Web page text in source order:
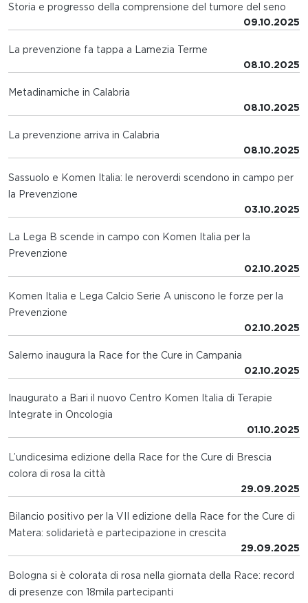
Storia e progresso della comprensione del tumore del seno
09.10.2025
La prevenzione fa tappa a Lamezia Terme
08.10.2025
Metadinamiche in Calabria
08.10.2025
La prevenzione arriva in Calabria
08.10.2025
Sassuolo e Komen Italia: le neroverdi scendono in campo per
la Prevenzione
03.10.2025
La Lega B scende in campo con Komen Italia per la
Prevenzione
02.10.2025
Komen Italia e Lega Calcio Serie A uniscono le forze per la
Prevenzione
02.10.2025
Salerno inaugura la Race for the Cure in Campania
02.10.2025
Inaugurato a Bari il nuovo Centro Komen Italia di Terapie
Integrate in Oncologia
01.10.2025
L’undicesima edizione della Race for the Cure di Brescia
colora di rosa la città
29.09.2025
Bilancio positivo per la VII edizione della Race for the Cure di
Matera: solidarietà e partecipazione in crescita
29.09.2025
Bologna si è colorata di rosa nella giornata della Race: record
di presenze con 18mila partecipanti